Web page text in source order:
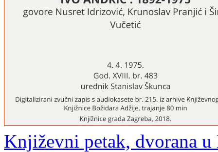
Književni petak, dvorana